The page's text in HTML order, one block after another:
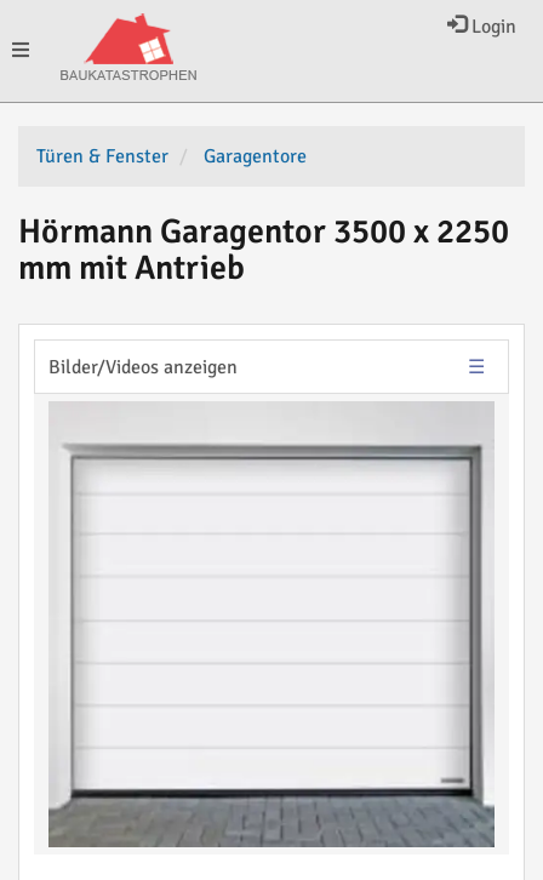
Login
Toggle
navigation
Türen & Fenster Garagentore
Hörmann Garagentor 3500 x 2250
mm mit Antrieb
Bilder/Videos anzeigen